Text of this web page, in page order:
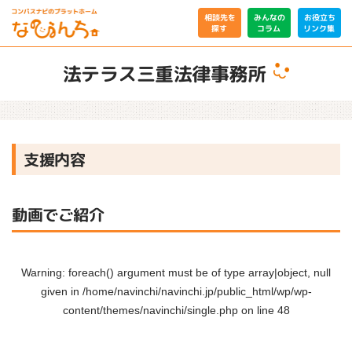
相談先を
探す
みんなの
コラム
お役立ち
リンク集
法テラス三重法律事務所
支援内容
動画でご紹介
Warning: foreach() argument must be of type array|object, null
given in /home/navinchi/navinchi.jp/public_html/wp/wp-
content/themes/navinchi/single.phpon line 48